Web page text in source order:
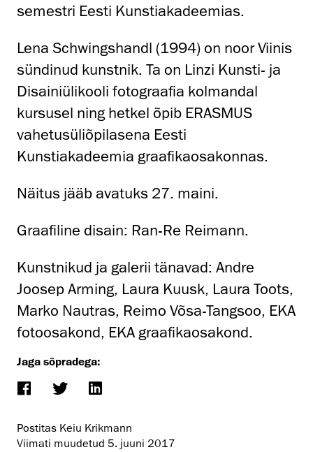
semestri Eesti Kunstiakadeemias.
Lena Schwingshandl (1994) on noor Viinis
sündinud kunstnik. Ta on Linzi Kunsti- ja
Disainiülikooli fotograafia kolmandal
kursusel ning hetkel õpib ERASMUS
vahetusüliõpilasena Eesti
Kunstiakadeemia graafikaosakonnas.
Näitus jääb avatuks 27. maini.
Graafiline disain: Ran-Re Reimann.
Kunstnikud ja galerii tänavad: Andre
Joosep Arming, Laura Kuusk, Laura Toots,
Marko Nautras, Reimo Võsa-Tangsoo, EKA
fotoosakond, EKA graafikaosakond.
Jaga sõpradega:
Postitas Keiu Krikmann
Viimati muudetud 5. juuni 2017